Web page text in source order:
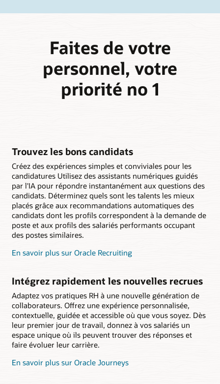
Faites de votre
personnel, votre
priorité no 1
Trouvez les bons candidats
Créez des expériences simples et conviviales pour les
candidatures Utilisez des assistants numériques guidés
par l'IA pour répondre instantanément aux questions des
candidats. Déterminez quels sont les talents les mieux
placés grâce aux recommandations automatiques des
candidats dont les profils correspondent à la demande de
poste et aux profils des salariés performants occupant
des postes similaires.
En savoir plus sur Oracle Recruiting
Intégrez rapidement les nouvelles recrues
Adaptez vos pratiques RH à une nouvelle génération de
collaborateurs. Offrez une expérience personnalisée,
contextuelle, guidée et accessible où que vous soyez. Dès
leur premier jour de travail, donnez à vos salariés un
espace unique où ils peuvent trouver des réponses et
faire évoluer leur carrière.
En savoir plus sur Oracle Journeys